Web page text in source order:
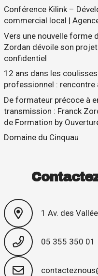
Conférence Kilink –
commercial local |
Vers une nouvelle forme
Zordan dévoile son
confidentiel
12 ans dans les
professionnel : rencontre
De formateur précoce à
transmission : Franck
de Formation by
Domaine du Cinquau
1 Av. des
05 355 350 01